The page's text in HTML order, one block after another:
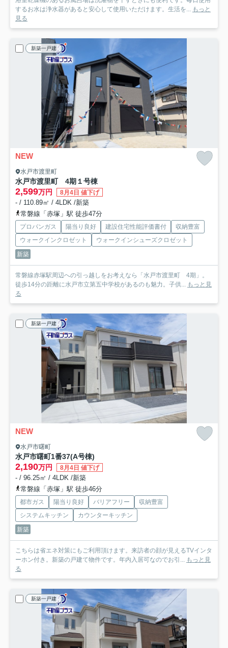
するお水は浄水器があると安心して使用いただけます。生活を... もっと
見る
新築一戸建
NEW
水戸市渡里町
水戸市渡里町 4期 １号棟
2,599万円 8月4日 値下げ
- / 110.89㎡ / 4LDK /新築
常磐線「赤塚」駅 徒歩47分
プロパンガス 陽当り良好 建設住宅性能評価書付
収納豊富
ウォークインクロゼット
ウォークインシューズクロゼット
新築
常磐線赤塚駅周辺への引っ越しをお考えなら「水戸市渡里町 4期」。
徒歩14分の距離に水戸市立第五中学校があるのも魅力。子供... もっと見
る
新築一戸建
NEW
水戸市曙町
水戸市曙町1番37(A号棟)
2,190万円 8月4日 値下げ
- / 96.25㎡ / 4LDK /新築
常磐線「赤塚」駅 徒歩46分
都市ガス 陽当り良好 バリアフリー
収納豊富
システムキッチン
カウンターキッチン
新築
こちらは省エネ対策にもご利用頂けます。来訪者の顔が見えるTVインタ
ーホン付き。新築の戸建て物件です。年内入居可なのでお引... もっと見
る
新築一戸建